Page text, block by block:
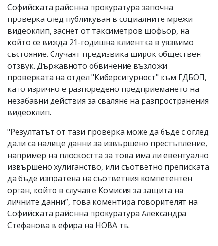
за
Ако
откриете
обиден
вас
коментар,
моля
сигнализирайте
ни!
Софийската районна прокуратура започна
проверка след публикуван в социалните мрежи
видеоклип, заснет от таксиметров шофьор, на
който се вижда 21-годишна клиентка в уязвимо
състояние. Случаят предизвика широк обществен
отзвук. Държавното обвинение възложи
проверката на отдел "Киберсигурност" към ГДБОП,
като изрично е разпоредено предприемането на
незабавни действия за сваляне на разпространения
видеоклип.
"Резултатът от тази проверка може да бъде с оглед
дали са налице данни за извършено престъпление,
например на плоскостта за това има ли евентуално
извършено хулиганство, или съответно преписката
да бъде изпратена на съответния компетентен
орган, който в случая е Комисия за защита на
личните данни”, това коментира говорителят на
Софийската районна прокуратура Александра
Стефанова в ефира на НОВА тв.